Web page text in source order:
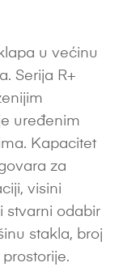
u većinu
Serija R+
uređenim
Kapacitet
za
visini
stvarni odabir
stakla, broj